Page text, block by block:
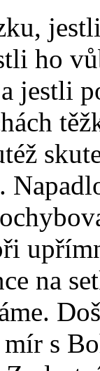
ho
jestli
na
s